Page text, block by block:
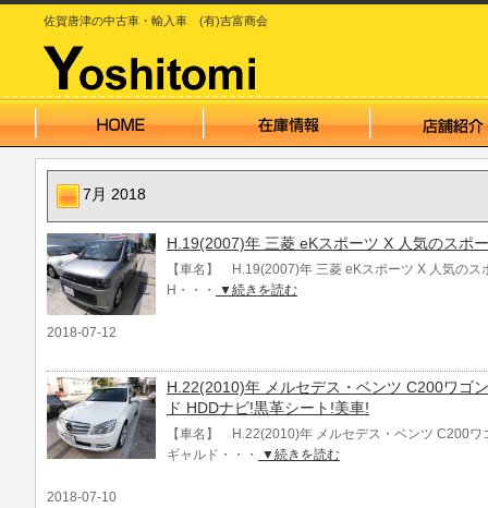
佐賀唐津の中古車・輸入車 (有)吉富商会
7月 2018
H.19(2007)年 三菱 eKスポーツ X 人気のスポ
【車名】 H.19(2007)年 三菱 eKスポーツ X 人気の
H・・・
▼続きを読む
2018-07-12
H.22(2010)年 メルセデス・ベンツ C200ワゴ
ド HDDナビ!黒革シート!美車!
【車名】 H.22(2010)年 メルセデス・ベンツ C200ワ
ギャルド・・・
▼続きを読む
2018-07-10